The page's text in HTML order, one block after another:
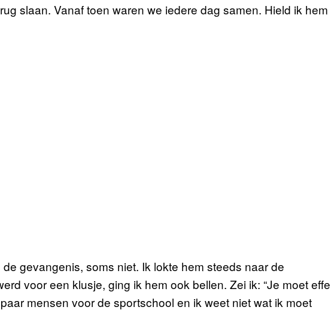
slaan. Vanaf toen waren we iedere dag samen. Hield ik hem
gevangenis, soms niet. Ik lokte hem steeds naar de
voor een klusje, ging ik hem ook bellen. Zei ik: “Je moet effe
mensen voor de sportschool en ik weet niet wat ik moet